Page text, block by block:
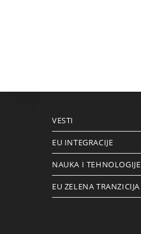
VESTI
EU INTEGRACIJE
NAUKA I TEHNOLOGIJE
EU ZELENA TRANZICIJA